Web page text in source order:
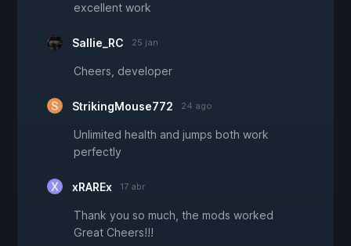
excellent work
Sallie_RC 25 jan
Cheers, developer
StrikingMouse772 24 ago
Unlimited health and jumps both work
perfectly
xRAREx 17 abr
Thank you so much, the mods worked
Great Cheers!!!